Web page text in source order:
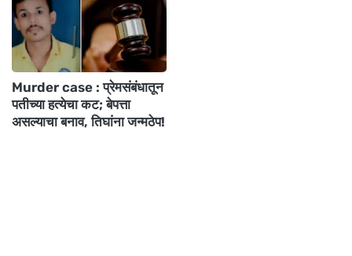
Murder case : प्रेमसंबंधातून
पतीच्या हत्येचा कट; बेपत्ता
असल्याचा बनाव, तिघांना जन्मठेप!